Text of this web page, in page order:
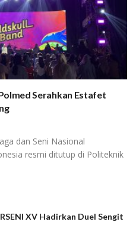
Serahkan Estafet
dan Seni Nasional
resmi ditutup di Politeknik
XV Hadirkan Duel Sengit